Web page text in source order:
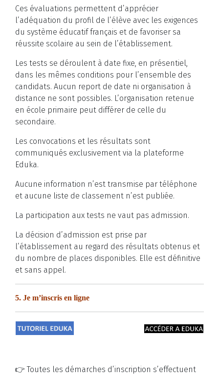
Ces évaluations permettent d’apprécier
l’adéquation du profil de l’élève avec les exigences
du système éducatif français et de favoriser sa
réussite scolaire au sein de l’établissement.
Les tests se déroulent à date fixe, en présentiel,
dans les mêmes conditions pour l’ensemble des
candidats. Aucun report de date ni organisation à
distance ne sont possibles. L’organisation retenue
en école primaire peut différer de celle du
secondaire.
Les convocations et les résultats sont
communiqués exclusivement via la plateforme
Eduka.
Aucune information n’est transmise par téléphone
et aucune liste de classement n’est publiée.
La participation aux tests ne vaut pas admission.
La décision d’admission est prise par
l’établissement au regard des résultats obtenus et
du nombre de places disponibles. Elle est définitive
et sans appel.
5. Je m’inscris en ligne
👉 Toutes les démarches d’inscription s’effectuent